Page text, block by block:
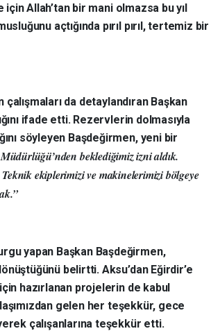
Allah’tan bir mani olmazsa bu yıl
açtığında pırıl pırıl, tertemiz bir
da detaylandıran Başkan
ifade etti. Rezervlerin dolmasıyla
söyleyen Başdeğirmen, yeni bir
beklediğimiz izni aldık.
Teknik ekiplerimizi ve makinelerimizi bölgeye
yapan Başkan Başdeğirmen,
belirtti. Aksu’dan Eğirdir’e
hazırlanan projelerin de kabul
gelen her teşekkür, gece
çalışanlarına teşekkür etti.